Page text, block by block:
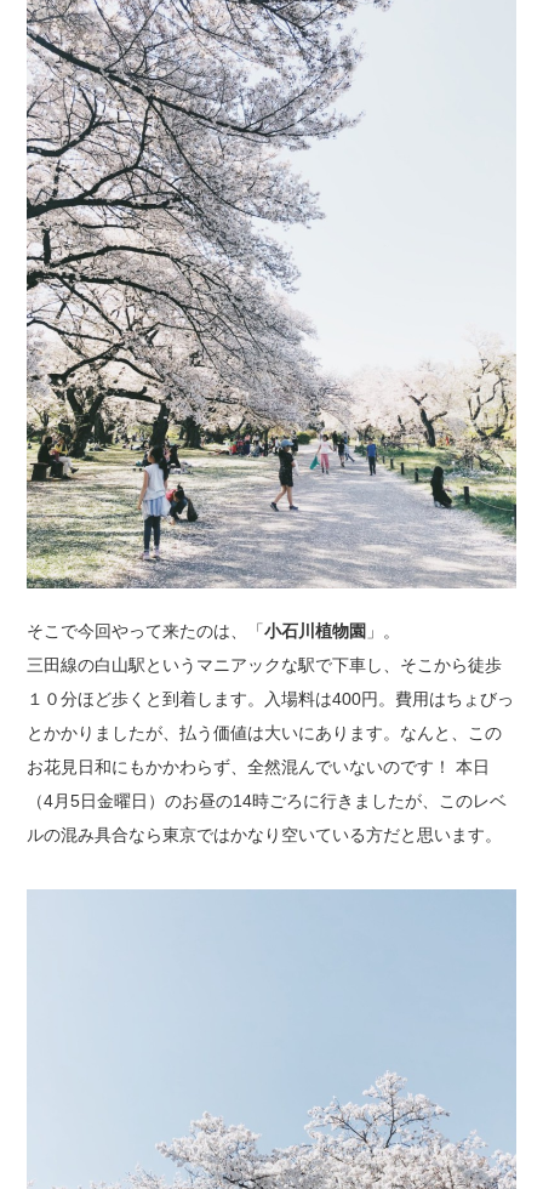
そこで今回やって来たのは、「小石川植物園 」。
三田線の白山駅というマニアックな駅で下車し、そこから徒歩
１０分ほど歩くと到着します。入場料は400円。費用はちょびっ
とかかりましたが、払う価値は大いにあります。なんと、この
お花見日和にもかかわらず、全然混んでいないのです！ 本日
（4月5日金曜日）のお昼の14時ごろに行きましたが、このレベ
ルの混み具合なら東京ではかなり空いている方だと思います。